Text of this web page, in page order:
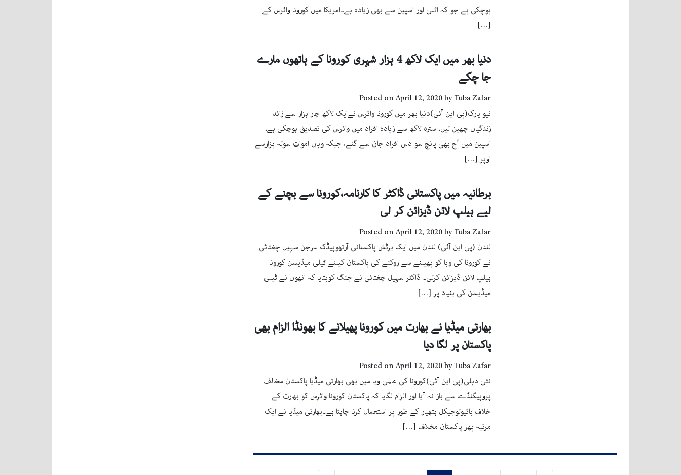
ہوچکی ہے جو کہ اٹلی اور اسپین سے بھی زیادہ ہے۔امریکا میں کورونا وائرس کے
[…]
دنیا بھر میں ایک لاکھ 4 ہزار شہری کورونا کے ہاتھوں مارے
جا چکے
Posted onApril 12, 2020byTuba Zafar
نیو یارک(پی این آئی)دنیا بھر میں کورونا وائرس نےایک لاکھ چار ہزار سے زائد
زندگیاں چھین لیں، سترہ لاکھ سے زیادہ افراد میں وائرس کی تصدیق ہوچکی ہے،
اسپین میں آج بھی پانچ سو دس افراد جان سے گئے، جبکہ وہاں اموات سولہ ہزارسے
اوپر […]
برطانیہ میں پاکستانی ڈاکٹر کا کارنامہ،کورونا سے بچنے کے
لیے ہیلپ لائن ڈیزائن کر لی
Posted onApril 12, 2020byTuba Zafar
لندن (پی این آئی) لندن میں ایک برٹش پاکستانی آرتھوپیڈک سرجن سہیل چغتائی
نے کورونا کی وبا کو پھیلنے سے روکنے کی پاکستان کیلئے ٹیلی میڈیسن کورونا
ہیلپ لائن ڈیزائن کرلی۔ ڈاکٹر سہیل چغتائی نے جنگ کوبتایا کہ انھوں نے ٹیلی
میڈیسن کی بنیاد پر […]
بھارتی میڈیا نے بھارت میں کورونا پھیلانے کا بھونڈا الزام بھی
پاکستان پر لگا دیا
Posted onApril 12, 2020byTuba Zafar
نئی دہلی(پی این آئی)کورونا کی عالمی وبا میں بھی بھارتی میڈیا پاکستان مخالف
پروپیگنڈے سے باز نہ آیا اور الزام لگایا کہ پاکستان کورونا وائرس کو بھارت کے
خلاف بائیولوجیکل ہتھیار کے طور پر استعمال کرنا چاہتا ہے۔بھارتی میڈیا نے ایک
مرتبہ پھر پاکستان مخلاف […]